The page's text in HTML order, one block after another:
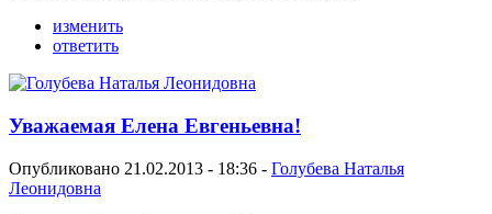
изменить
ответить
Уважаемая Елена Евгеньевна!
Опубликовано 21.02.2013 - 18:36 - Голубева Наталья
Леонидовна